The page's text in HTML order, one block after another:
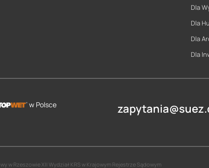
Dla
Dla
Dla
Dla
w Polsce
w Rzeszowie XII Wydział KRS w Krajowym Rejestrze Sądowym